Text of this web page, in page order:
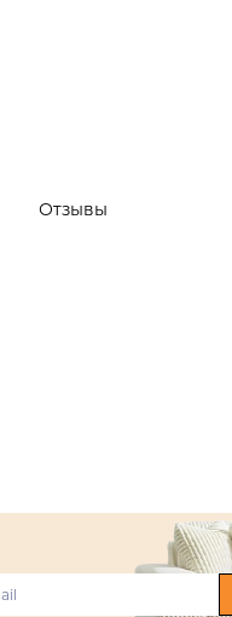
Отзывы